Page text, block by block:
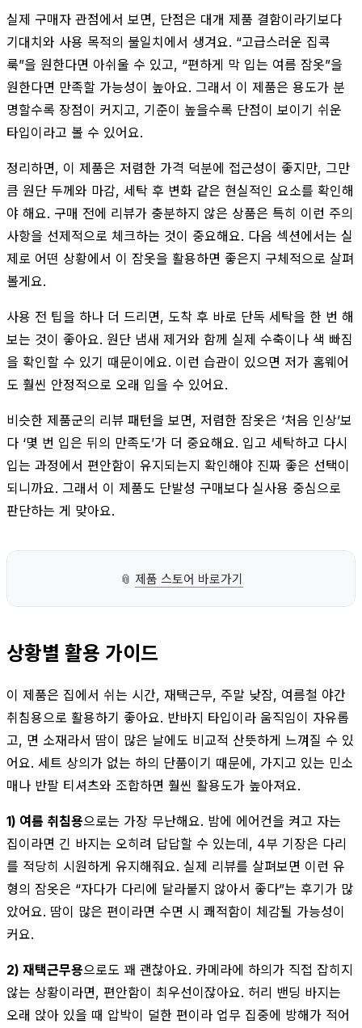
실제 구매자 관점에서 보면, 단점은 대개 제품 결함이라기보다
기대치와 사용 목적의 불일치에서 생겨요. “고급스러운 집콕
룩”을 원한다면 아쉬울 수 있고, “편하게 막 입는 여름 잠옷”을
원한다면 만족할 가능성이 높아요. 그래서 이 제품은 용도가 분
명할수록 장점이 커지고, 기준이 높을수록 단점이 보이기 쉬운
타입이라고 볼 수 있어요.
정리하면, 이 제품은 저렴한 가격 덕분에 접근성이 좋지만, 그만
큼 원단 두께와 마감, 세탁 후 변화 같은 현실적인 요소를 확인해
야 해요. 구매 전에 리뷰가 충분하지 않은 상품은 특히 이런 주의
사항을 선제적으로 체크하는 것이 중요해요. 다음 섹션에서는 실
제로 어떤 상황에서 이 잠옷을 활용하면 좋은지 구체적으로 살펴
볼게요.
사용 전 팁을 하나 더 드리면, 도착 후 바로 단독 세탁을 한 번 해
보는 것이 좋아요. 원단 냄새 제거와 함께 실제 수축이나 색 빠짐
을 확인할 수 있기 때문이에요. 이런 습관이 있으면 저가 홈웨어
도 훨씬 안정적으로 오래 입을 수 있어요.
비슷한 제품군의 리뷰 패턴을 보면, 저렴한 잠옷은 ‘처음 인상’보
다 ‘몇 번 입은 뒤의 만족도’가 더 중요해요. 입고 세탁하고 다시
입는 과정에서 편안함이 유지되는지 확인해야 진짜 좋은 선택이
되니까요. 그래서 이 제품도 단발성 구매보다 실사용 중심으로
판단하는 게 맞아요.
📎 제품 스토어 바로가기
상황별 활용 가이드
이 제품은 집에서 쉬는 시간, 재택근무, 주말 낮잠, 여름철 야간
취침용으로 활용하기 좋아요. 반바지 타입이라 움직임이 자유롭
고, 면 소재라서 땀이 많은 날에도 비교적 산뜻하게 느껴질 수 있
어요. 세트 상의가 없는 하의 단품이기 때문에, 가지고 있는 민소
매나 반팔 티셔츠와 조합하면 훨씬 활용도가 높아져요.
1) 여름 취침용으로는 가장 무난해요. 밤에 에어컨을 켜고 자는
집이라면 긴 바지는 오히려 답답할 수 있는데, 4부 기장은 다리
를 적당히 시원하게 유지해줘요. 실제 리뷰를 살펴보면 이런 유
형의 잠옷은 “자다가 다리에 달라붙지 않아서 좋다”는 후기가 많
았어요. 땀이 많은 편이라면 수면 시 쾌적함이 체감될 가능성이
커요.
2) 재택근무용으로도 꽤 괜찮아요. 카메라에 하의가 직접 잡히지
않는 상황이라면, 편안함이 최우선이잖아요. 허리 밴딩 바지는
오래 앉아 있을 때 압박이 덜한 편이라 업무 집중에 방해가 적어